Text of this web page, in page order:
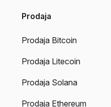
Prodaja
Prodaja Bitcoin
Prodaja Litecoin
Prodaja Solana
Prodaja Ethereum